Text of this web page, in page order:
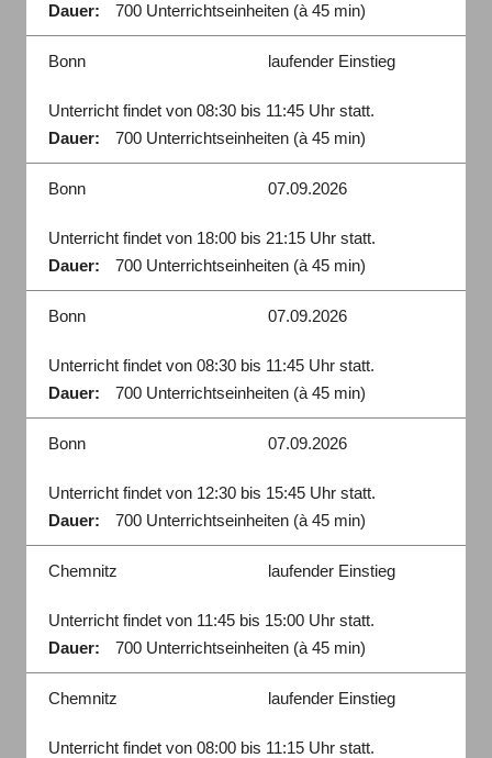
Dauer: 700 Unterrichtseinheiten (à 45 min)
Bonn laufender Einstieg
Unterricht findet von 08:30 bis 11:45 Uhr statt.
Dauer:
700 Unterrichtseinheiten (à 45 min)
Bonn 07.09.2026
Unterricht findet von 18:00 bis 21:15 Uhr statt.
Dauer:
700 Unterrichtseinheiten (à 45 min)
Bonn 07.09.2026
Unterricht findet von 08:30 bis 11:45 Uhr statt.
Dauer:
700 Unterrichtseinheiten (à 45 min)
Bonn 07.09.2026
Unterricht findet von 12:30 bis 15:45 Uhr statt.
Dauer:
700 Unterrichtseinheiten (à 45 min)
Chemnitz laufender Einstieg
Unterricht findet von 11:45 bis 15:00 Uhr statt.
Dauer:
700 Unterrichtseinheiten (à 45 min)
Chemnitz laufender Einstieg
Unterricht findet von 08:00 bis 11:15 Uhr statt.